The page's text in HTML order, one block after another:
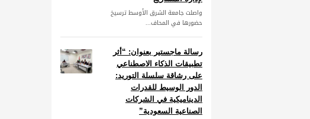
واصلت جامعة الشرق الأوسط ترسيخ
حضورها في المحاف...
رسالة ماجستير بعنوان: “أثر
تطبيقات الذكاء الاصطناعي
على رشاقة سلسلة التوريد:
الدور الوسيط للقدرات
الديناميكية في الشركات
الصناعية السعودية”